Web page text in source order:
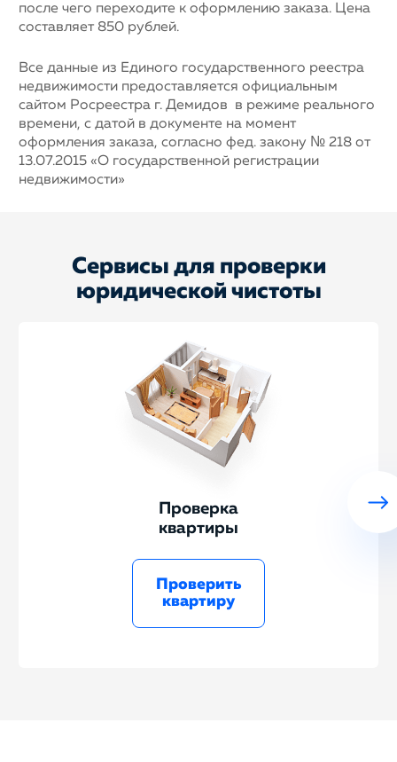
после чего переходите к оформлению заказа. Цена
составляет 850 рублей.
Все данные из Единого государственного реестра
недвижимости предоставляется официальным
сайтом Росреестра г. Демидов в режиме реального
времени, с датой в документе на момент
оформления заказа, согласно фед. закону № 218 от
13.07.2015 «О государственной регистрации
недвижимости»
Сервисы для проверки
юридической чистоты
Проверка
квартиры
Проверить
квартиру